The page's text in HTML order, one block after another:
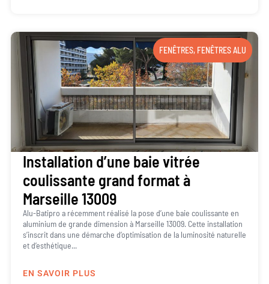
FENÊTRES, FENÊTRES ALU
Installation d’une baie vitrée
coulissante grand format à
Marseille 13009
Alu-Batipro a récemment réalisé la pose d’une baie coulissante en
aluminium de grande dimension à Marseille 13009. Cette installation
s’inscrit dans une démarche d’optimisation de la luminosité naturelle
et d’esthétique...
EN SAVOIR PLUS